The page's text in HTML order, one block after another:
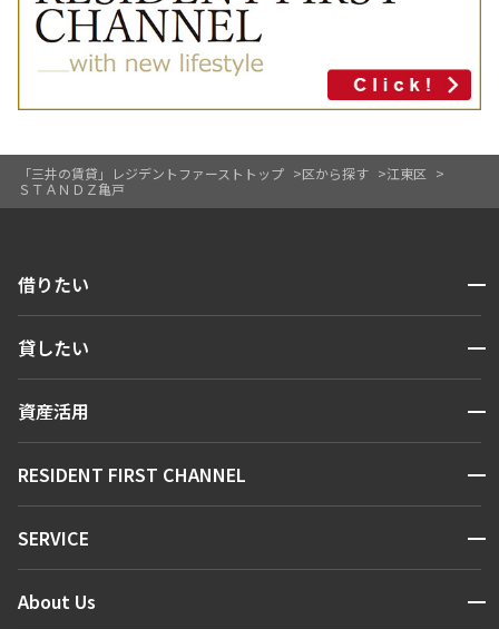
「三井の賃貸」レジデントファーストトップ 区から探す
江東区
ＳＴＡＮＤＺ亀戸
借りたい 開閉
人気エリアから探す
新着情報から探す
新着募集情報
貸したい 開閉
お問い合わせ
資産活用 開閉
お問い合わせ
RESIDENT FIRST CHANNEL 開閉
マンションレポート
住まいのコラム
SERVICE 開閉
会員ページ
About Us 開閉